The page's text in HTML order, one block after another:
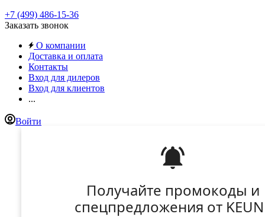
Получайте промокоды и
спецпредложения от
+7 (499) 486-15-36
Заказать звонок
О компании
Доставка и оплата
Контакты
Вход для дилеров
Вход для клиентов
...
Войти